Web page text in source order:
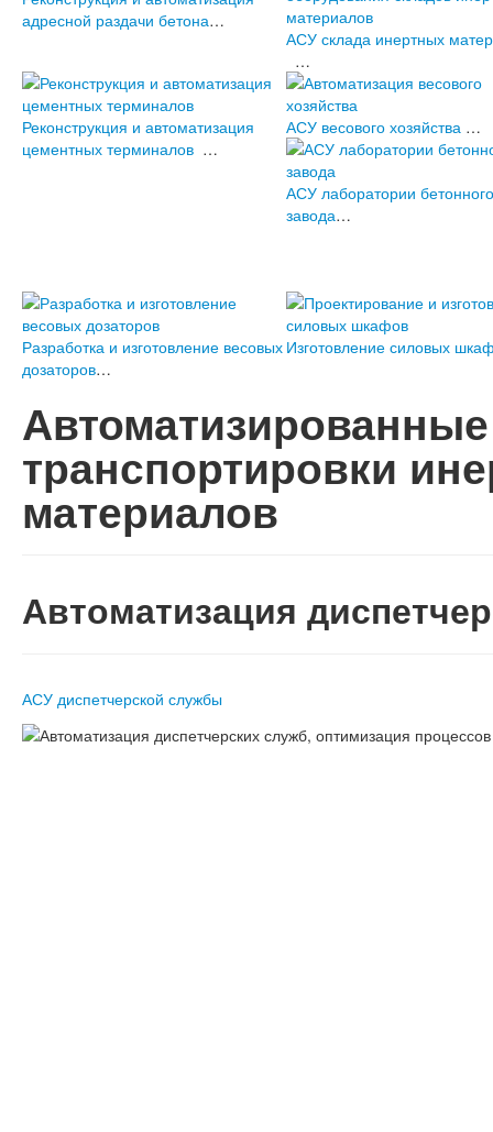
адресной раздачи бетона…
АСУ склада инертных
…
Реконструкция и автоматизация
цементных терминалов …
АСУ весового хозяйства …
АСУ лаборатории бетонного
завода…
Разработка и изготовление весовых
дозаторов…
Изготовление силовых
транспортировки
материалов
Автоматизация
АСУ диспетчерской службы